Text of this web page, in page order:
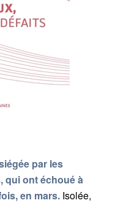
par les
qui ont échoué à
en mars.Isolée,